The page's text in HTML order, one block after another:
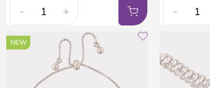
- + -
NEW